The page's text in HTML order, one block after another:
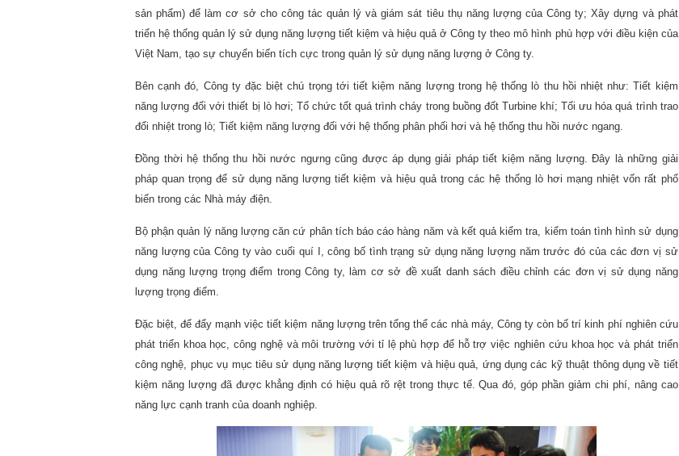
sản phẩm) để làm cơ sở cho công tác quản lý và giám sát tiêu thụ năng lượng của Công ty; Xây dựng và phát
triển hệ thống quản lý sử dụng năng lượng tiết kiệm và hiệu quả ở Công ty theo mô hình phù hợp với điều kiện của
Việt Nam, tạo sự chuyển biến tích cực trong quản lý sử dụng năng lượng ở Công ty.
Bên cạnh đó, Công ty đặc biệt chú trọng tới tiết kiệm năng lượng trong hệ thống lò thu hồi nhiệt như: Tiết kiệm
năng lượng đối với thiết bị lò hơi; Tổ chức tốt quá trình cháy trong buồng đốt Turbine khí; Tối ưu hóa quá trình trao
đổi nhiệt trong lò; Tiết kiệm năng lượng đối với hệ thống phân phối hơi và hệ thống thu hồi nước ngang.
Đồng thời hệ thống thu hồi nước ngưng cũng được áp dụng giải pháp tiết kiệm năng lượng. Đây là những giải
pháp quan trọng để sử dụng năng lượng tiết kiệm và hiệu quả trong các hệ thống lò hơi mạng nhiệt vốn rất phổ
biến trong các Nhà máy điện.
Bộ phận quản lý năng lượng căn cứ phân tích báo cáo hàng năm và kết quả kiểm tra, kiểm toán tình hình sử dụng
năng lượng của Công ty vào cuối quí I, công bố tình trạng sử dụng năng lượng năm trước đó của các đơn vị sử
dụng năng lượng trọng điểm trong Công ty, làm cơ sở đề xuất danh sách điều chỉnh các đơn vị sử dụng năng
lượng trọng điểm.
Đặc biệt, để đẩy mạnh việc tiết kiệm năng lượng trên tổng thể các nhà máy, Công ty còn bố trí kinh phí nghiên cứu
phát triển khoa học, công nghệ và môi trường với tỉ lệ phù hợp để hỗ trợ việc nghiên cứu khoa học và phát triển
công nghệ, phục vụ mục tiêu sử dụng năng lượng tiết kiệm và hiệu quả, ứng dụng các kỹ thuật thông dụng về tiết
kiệm năng lượng đã được khẳng định có hiệu quả rõ rệt trong thực tế. Qua đó, góp phần giảm chi phí, nâng cao
năng lực cạnh tranh của doanh nghiệp.